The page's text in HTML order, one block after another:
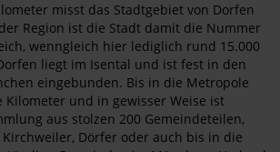
misst das Stadtgebiet von Dorfen
Region ist die Stadt damit die Nummer
wenngleich hier lediglich rund 15.000
liegt im Isental und ist fest in den
eingebunden. Bis in die Metropole
Kilometer und in gewisser Weise ist
aus stolzen 200 Gemeindeteilen,
Dörfer oder auch bis in die